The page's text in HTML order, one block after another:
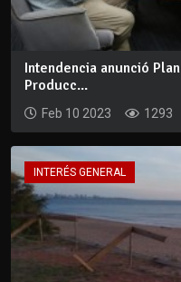
Intendencia anunció
Producc...
Feb 10 2023 1293
INTERÉS GENERAL